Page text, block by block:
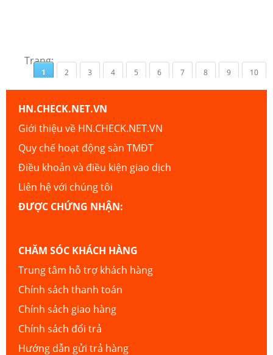
Trang:
1 2 3 4 5 6 7 8 9 10
HN.CHECK.NET.VN
Giới thiệu về HN.CHECK.NET.VN
Quy chế hoạt động sàn TMĐT
Điều khoản và điều kiện giao dịch
Liên hệ với chúng tôi
ĐƯỢC CHỨNG NHẬN:
CHĂM SÓC KHÁCH HÀNG
Trung tâm hỗ trợ khách hàng
Chính sách thanh toán
Chính sách giao hàng
Chính sách đổi trả
Hướng dẫn gửi trả hàng